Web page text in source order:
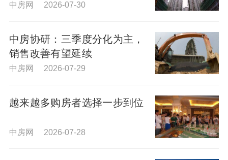
中房网 2026-07-30
中房协研：三季度分化为主，
销售改善有望延续
中房网 2026-07-29
越来越多购房者选择一步到位
中房网 2026-07-28